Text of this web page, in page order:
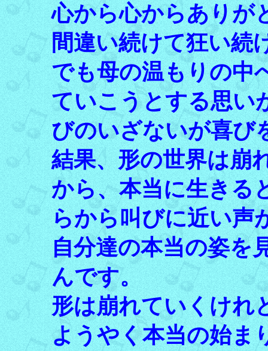
心から心からありが
間違い続けて狂い続
でも母の温もりの中
ていこうとする思い
びのいざないが喜び
結果、形の世界は崩
から、本当に生きる
らから叫びに近い声
自分達の本当の姿を
んです。
形は崩れていくけれ
ようやく本当の始ま